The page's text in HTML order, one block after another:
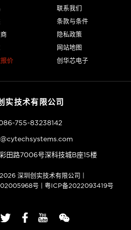
价
联系我们
条款与条件
隐私政策
网站地图
创华芯电子
实技术有限公司
755-83238142
田路7006号深科技城B座15楼
深圳创实技术有限公司 |
号 | 粤ICP备2022093419号